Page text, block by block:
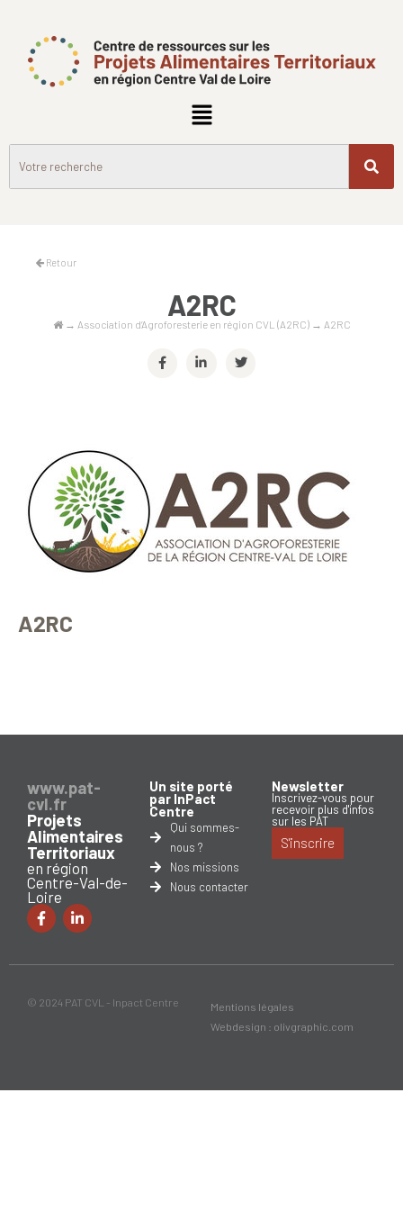
Retour
A2RC
→ Association d’Agroforesterie en région CVL (A2RC)→ A2RC
A2RC
www.pat-
cvl.fr
Projets
Alimentaires
Territoriaux
en région
Centre-Val-de-
Loire
Un site porté
par InPact
Centre
Qui sommes-
nous ?
Nos missions
Nous contacter
Newsletter
Inscrivez-vous pour
recevoir plus d'infos
sur les PAT
S'inscrire
© 2024 PAT CVL - Inpact Centre
Mentions légales
Webdesign : olivgraphic.com